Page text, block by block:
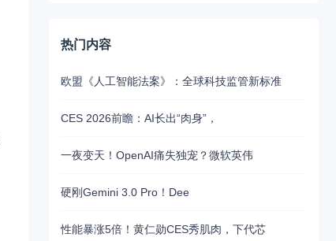
热门内容
欧盟《人工智能法案》：全球科技监管新标准
CES 2026前瞻：AI长出“肉身”，
一夜变天！OpenAI痛失独宠？微软英伟
硬刚Gemini 3.0 Pro！Dee
性能暴涨5倍！黄仁勋CES秀肌肉，下代芯